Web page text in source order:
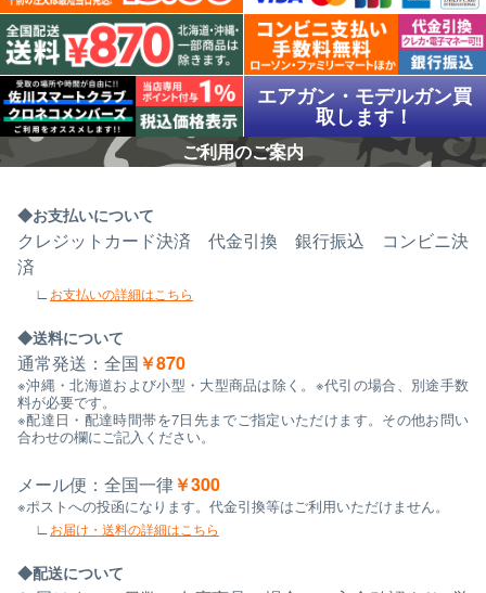
エアガン・モデルガン買
取します！
ご利用のご案内
お支払いについて
クレジットカード決済 代金引換 銀行振込 コンビニ決
済
お支払いの詳細はこちら
送料について
通常発送：全国￥870
※沖縄・北海道および小型・大型商品は除く。※代引の場合、別途手数
料が必要です。
※配達日・配達時間帯を7日先までご指定いただけます。その他お問い
合わせの欄にご記入ください。
メール便：全国一律￥300
※ポストへの投函になります。代金引換等はご利用いただけません。
お届け・送料の詳細はこちら
配送について